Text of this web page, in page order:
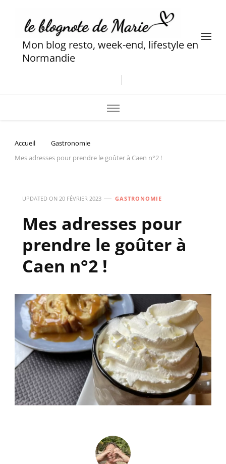
Mon blog resto, week-end, lifestyle en
Normandie
Accueil
Gastronomie
Mes adresses pour prendre le goûter à Caen n°2 !
UPDATED ON 20 FÉVRIER 2023 GASTRONOMIE
Mes adresses pour
prendre le goûter à
Caen n°2 !